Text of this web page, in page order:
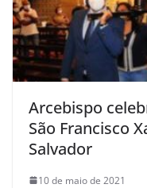
Arcebispo
São Francisco
Salvador
10 de maio de 2021